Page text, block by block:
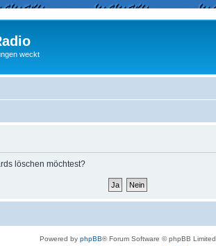
weckt
löschen möchtest?
Powered by phpBB® Forum Software © phpBB Limited